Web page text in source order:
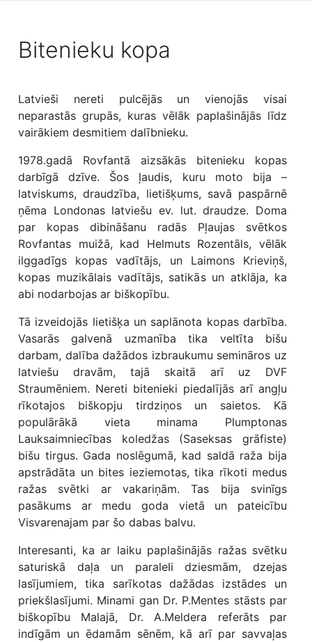
Bitenieku kopa
Latvieši nereti pulcējās un vienojās visai
neparastās grupās, kuras vēlāk paplašinājās līdz
vairākiem desmitiem dalībnieku.
1978.gadā Rovfantā aizsākās bitenieku kopas
darbīgā dzīve. Šos ļaudis, kuru moto bija –
latviskums, draudzība, lietišķums, savā paspārnē
ņēma Londonas latviešu ev. lut. draudze. Doma
par kopas dibināšanu radās Pļaujas svētkos
Rovfantas muižā, kad Helmuts Rozentāls, vēlāk
ilggadīgs kopas vadītājs, un Laimons Krieviņš,
kopas muzikālais vadītājs, satikās un atklāja, ka
abi nodarbojas ar biškopību.
Tā izveidojās lietišķa un saplānota kopas darbība.
Vasarās galvenā uzmanība tika veltīta bišu
darbam, dalība dažādos izbraukumu semināros uz
latviešu dravām, tajā skaitā arī uz DVF
Straumēniem. Nereti bitenieki piedalījās arī angļu
rīkotajos biškopju tirdziņos un saietos. Kā
populārākā vieta minama Plumptonas
Lauksaimniecības koledžas (Saseksas grāfiste)
bišu tirgus. Gada noslēgumā, kad saldā raža bija
apstrādāta un bites ieziemotas, tika rīkoti medus
ražas svētki ar vakariņām. Tas bija svinīgs
pasākums ar medu goda vietā un pateicību
Visvarenajam par šo dabas balvu.
Interesanti, ka ar laiku paplašinājās ražas svētku
saturiskā daļa un paraleli dziesmām, dzejas
lasījumiem, tika sarīkotas dažādas izstādes un
priekšlasījumi. Minami gan Dr. P.Mentes stāsts par
biškopību Malajā, Dr. A.Meldera referāts par
indīgām un ēdamām sēnēm, kā arī par savvaļas